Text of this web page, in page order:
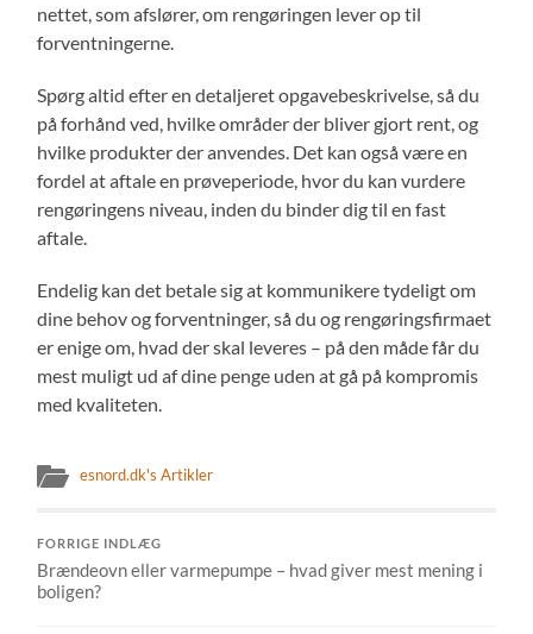
nettet, som afslører, om rengøringen lever op til
forventningerne.
Spørg altid efter en detaljeret opgavebeskrivelse, så du
på forhånd ved, hvilke områder der bliver gjort rent, og
hvilke produkter der anvendes. Det kan også være en
fordel at aftale en prøveperiode, hvor du kan vurdere
rengøringens niveau, inden du binder dig til en fast
aftale.
Endelig kan det betale sig at kommunikere tydeligt om
dine behov og forventninger, så du og rengøringsfirmaet
er enige om, hvad der skal leveres – på den måde får du
mest muligt ud af dine penge uden at gå på kompromis
med kvaliteten.
esnord.dk's Artikler
FORRIGE INDLÆG
Brændeovn eller varmepumpe – hvad giver mest mening i
boligen?